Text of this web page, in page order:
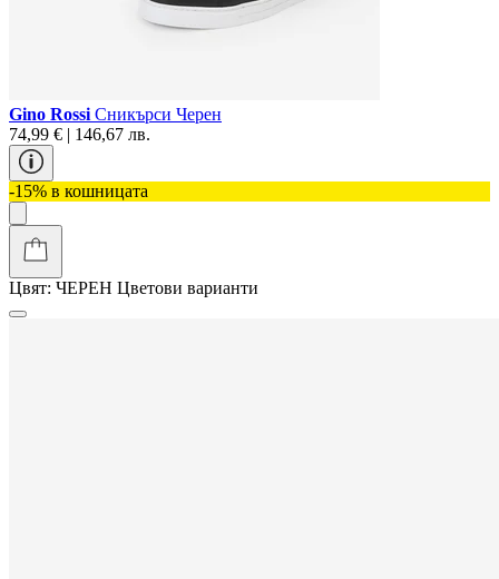
Gino Rossi Сникърси Черен
74,99 € | 146,67 лв.
-15% в кошницата
Цвят: ЧЕРЕН Цветови варианти